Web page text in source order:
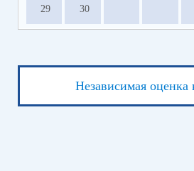
29 30
Независимая оценка